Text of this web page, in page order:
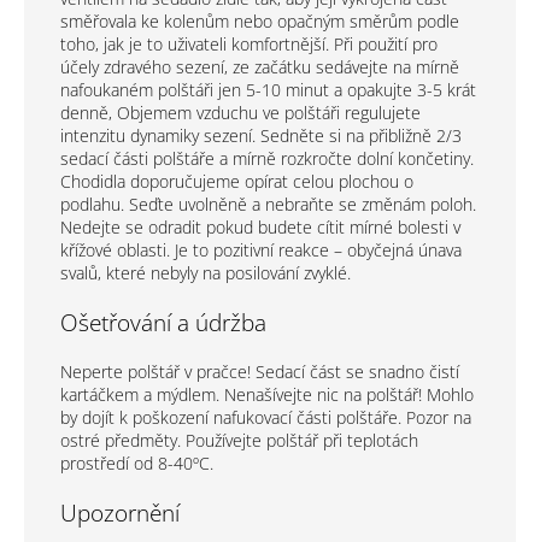
směřovala ke kolenům nebo opačným směrům podle
toho, jak je to uživateli komfortnější. Při použití pro
účely zdravého sezení, ze začátku sedávejte na mírně
nafoukaném polštáři jen 5-10 minut a opakujte 3-5 krát
denně, Objemem vzduchu ve polštáři regulujete
intenzitu dynamiky sezení. Sedněte si na přibližně 2/3
sedací části polštáře a mírně rozkročte dolní končetiny.
Chodidla doporučujeme opírat celou plochou o
podlahu. Seďte uvolněně a nebraňte se změnám poloh.
Nedejte se odradit pokud budete cítit mírné bolesti v
křížové oblasti. Je to pozitivní reakce – obyčejná únava
svalů, které nebyly na posilování zvyklé.
Ošetřování a údržba
Neperte polštář v pračce! Sedací část se snadno čistí
kartáčkem a mýdlem. Nenašívejte nic na polštář! Mohlo
by dojít k poškození nafukovací části polštáře. Pozor na
ostré předměty. Používejte polštář při teplotách
prostředí od 8-40ºC.
Upozornění